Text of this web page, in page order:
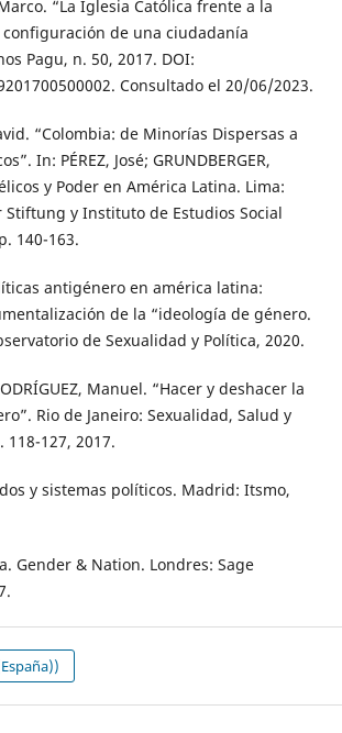
“La Iglesia Católica frente a la
de una ciudadanía
Pagu, n. 50, 2017. DOI:
Consultado el 20/06/2023.
“Colombia: de Minorías Dispersas a
In: PÉREZ, José; GRUNDBERGER,
y Poder en América Latina. Lima:
Stiftung y Instituto de Estudios Social
140-163.
antigénero en américa latina:
de la “ideología de género.
de Sexualidad y Política, 2020.
Manuel. “Hacer y deshacer la
Rio de Janeiro: Sexualidad, Salud y
118-127, 2017.
y sistemas políticos. Madrid: Itsmo,
Gender & Nation. Londres: Sage